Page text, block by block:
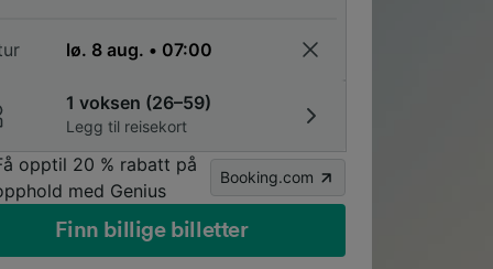
1 voksen (26–59)
Legg til reisekort
opptil 20 % rabatt på
med Genius
Booking.com
Finn billige billetter